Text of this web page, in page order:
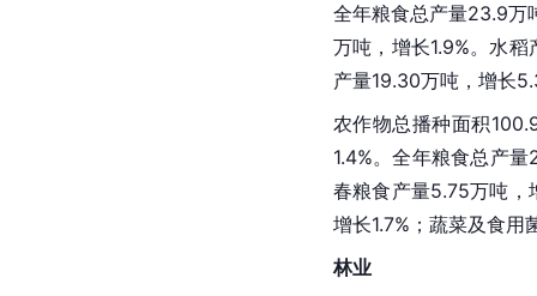
全年粮食总产量23.9万
万吨，增长1.9%。水
产量19.30万吨，增长
农作物总播种面积
1.4%。全年粮食总产
春粮食产量5.75万吨，
增长1.7%；蔬菜及食
林业